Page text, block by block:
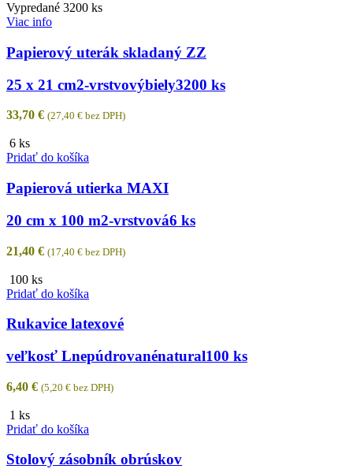
Vypredané 3200 ks
Viac info
Papierový uterák skladaný ZZ
25 x 21 cm2-vrstvovýbiely3200 ks
33,70 € (27,40 € bez DPH)
6 ks
Pridať do košíka
Papierová utierka MAXI
20 cm x 100 m2-vrstvová6 ks
21,40 € (17,40 € bez DPH)
100 ks
Pridať do košíka
Rukavice latexové
veľkosť Lnepúdrovanénatural100 ks
6,40 € (5,20 € bez DPH)
1 ks
Pridať do košíka
Stolový zásobník obrúskov